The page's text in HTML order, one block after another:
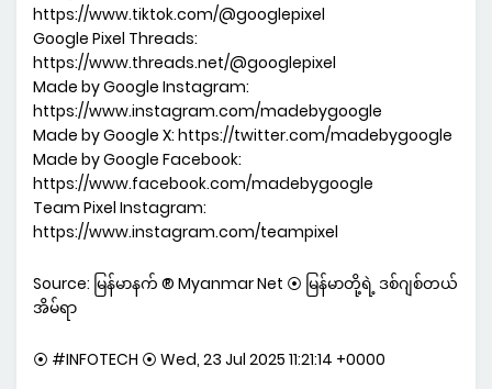
https://www.tiktok.com/@googlepixel
Google Pixel Threads:
https://www.threads.net/@googlepixel
Made by Google Instagram:
https://www.instagram.com/madebygoogle
Made by Google X: https://twitter.com/madebygoogle
Made by Google Facebook:
https://www.facebook.com/madebygoogle
Team Pixel Instagram:
https://www.instagram.com/teampixel
Source: မြန်မာနက် ® Myanmar Net ⦿ မြန်မာတို့ရဲ့ ဒစ်ဂျစ်တယ်
အိမ်ရာ
⦿ #INFOTECH ⦿ Wed, 23 Jul 2025 11:21:14 +0000